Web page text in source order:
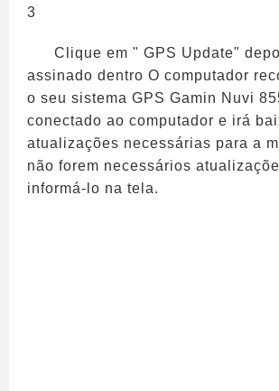
3
Clique em " GPS Update"
assinado dentro O computador
o seu sistema GPS Gamin Nuvi
conectado ao computador e irá
atualizações necessárias para a
não forem necessários
informá-lo na tela.